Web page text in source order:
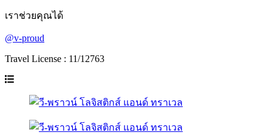
เราช่วยคุณได้
@v-proud
Travel License : 11/12763